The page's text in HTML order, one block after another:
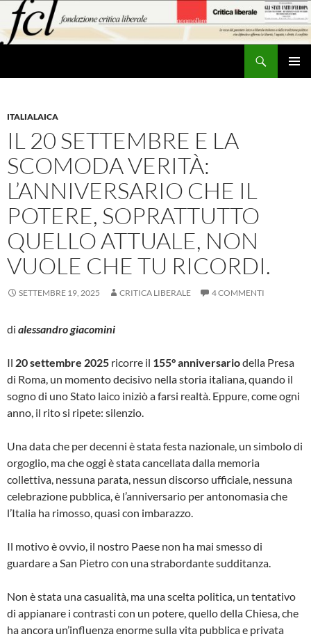
contenuto
ITALIALAICA
IL 20 SETTEMBRE E LA
SCOMODA VERITÀ:
L’ANNIVERSARIO CHE IL
POTERE, SOPRATTUTTO
QUELLO ATTUALE, NON
VUOLE CHE TU RICORDI.
SETTEMBRE 19, 2025 CRITICA LIBERALE 4 COMMENTI
di alessandro giacomini
Il 20 settembre 2025 ricorre il 155°anniversariodella Presa
di Roma, un momento decisivo nella storia italiana, quando il
sogno di uno Stato laico iniziò a farsi realtà. Eppure, come ogni
anno, il rito si ripete: silenzio.
Una data che per decenni è stata festa nazionale, un simbolo di
orgoglio, ma che oggi è stata cancellata dalla memoria
collettiva, nessuna parata, nessun discorso ufficiale, nessuna
celebrazione pubblica, è l’anniversario per antonomasia che
l’Italia ha rimosso, quasi con imbarazzo.
Il motivo è ovvio, il nostro Paese non ha mai smesso di
guardare a San Pietro con una strabordante sudditanza.
Non è stata una casualità, ma una scelta politica, un tentativo
di appianare i contrasti con un potere, quello della Chiesa, che
ha ancora un’influenza enorme sulla vita pubblica e privata